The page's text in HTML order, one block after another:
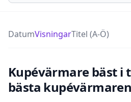
DatumVisningarTitel (A-Ö)
Kupévärmare bäst i
bästa kupévärmaren